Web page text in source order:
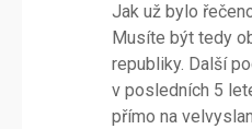
Jak už bylo
Musíte být tedy
republiky. Další
v posledních 5
přímo na